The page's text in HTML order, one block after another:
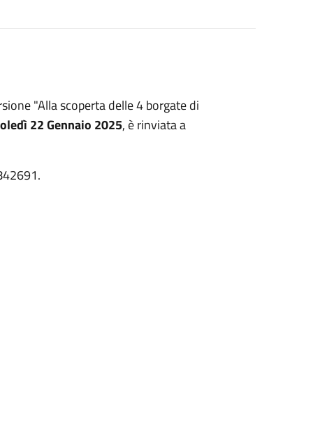
"Alla scoperta delle 4 borgate di
22 Gennaio 2025, è rinviata a